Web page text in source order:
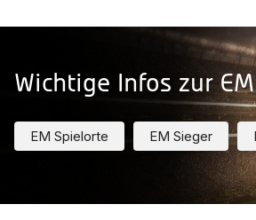
Wichtige Infos zur
EM Spielorte EM Sieger